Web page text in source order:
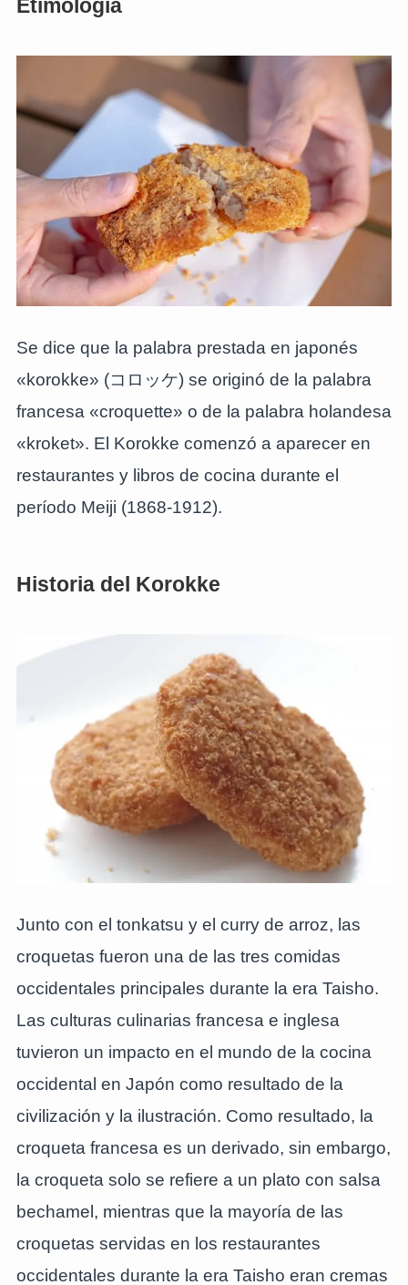
Etimología
Se dice que la palabra prestada en japonés
«korokke» (コロッケ) se originó de la palabra
francesa «croquette» o de la palabra holandesa
«kroket». El Korokke comenzó a aparecer en
restaurantes y libros de cocina durante el
período Meiji (1868-1912).
Historia del Korokke
Junto con el tonkatsu y el curry de arroz, las
croquetas fueron una de las tres comidas
occidentales principales durante la era Taisho.
Las culturas culinarias francesa e inglesa
tuvieron un impacto en el mundo de la cocina
occidental en Japón como resultado de la
civilización y la ilustración. Como resultado, la
croqueta francesa es un derivado, sin embargo,
la croqueta solo se refiere a un plato con salsa
bechamel, mientras que la mayoría de las
croquetas servidas en los restaurantes
occidentales durante la era Taisho eran cremas